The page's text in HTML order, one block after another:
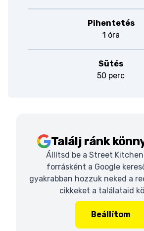
Pihentetés
1 óra
Sütés
50 perc
Találj ránk
Állítsd be a Street
forrásként a Google
gyakrabban hozzuk neked a
cikkeket a találataid
Beállítom